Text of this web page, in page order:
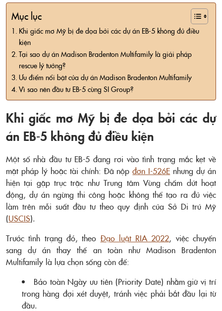
Mục lục
Khi giấc mơ Mỹ bị đe dọa bởi các dự án EB-5 không đủ điều
kiện
Tại sao dự án Madison Bradenton Multifamily là giải pháp
rescue lý tưởng?
Ưu điểm nổi bật của dự án Madison Bradenton Multifamily
Vì sao nên đầu tư EB-5 cùng SI Group?
Khi giấc mơ Mỹ bị đe dọa bởi các dự
án EB-5 không đủ điều kiện
Một số nhà đầu tư EB-5 đang rơi vào tình trạng mắc kẹt về
mặt pháp lý hoặc tài chính: Đã nộpđơn I-526E nhưng dự án
hiện tại gặp trục trặc như Trung tâm Vùng chấm dứt hoạt
động, dự án ngừng thi công hoặc không thể tạo ra đủ việc
làm trên mỗi suất đầu tư theo quy định của Sở Di trú Mỹ
(USCIS).
Trước tình trạng đó, theo Đạo luật RIA 2022, việc chuyển
sang dự án thay thế an toàn như Madison Bradenton
Multifamily là lựa chọn sống còn để:
Bảo toàn Ngày ưu tiên (Priority Date) nhằm giữ vị trí
trong hàng đợi xét duyệt, tránh việc phải bắt đầu lại từ
đầu.